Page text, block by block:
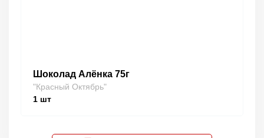
Шоколад Алёнка 75г
"Красный Октябрь"
1 шт